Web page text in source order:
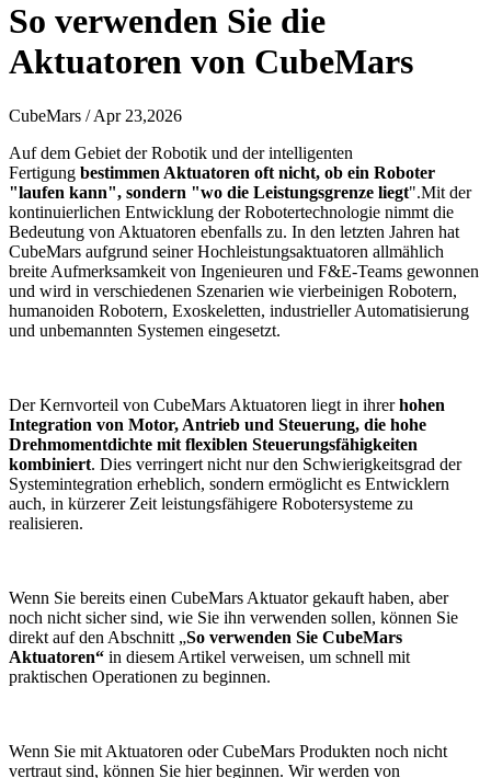
So verwenden Sie die
Aktuatoren von CubeMars
CubeMars / Apr 23,2026
Auf dem Gebiet der Robotik und der intelligenten
Fertigung bestimmen Aktuatoren oft nicht, ob ein Roboter
"laufen kann", sondern "wo die Leistungsgrenze liegt".Mit der
kontinuierlichen Entwicklung der Robotertechnologie nimmt die
Bedeutung von Aktuatoren ebenfalls zu. In den letzten Jahren hat
CubeMars aufgrund seiner Hochleistungsaktuatoren allmählich
breite Aufmerksamkeit von Ingenieuren und F&E-Teams gewonnen
und wird in verschiedenen Szenarien wie vierbeinigen Robotern,
humanoiden Robotern, Exoskeletten, industrieller Automatisierung
und unbemannten Systemen eingesetzt.
Der Kernvorteil von CubeMars Aktuatoren liegt in ihrerhohen
Integration von Motor, Antrieb und Steuerung, die hohe
Drehmomentdichte mit flexiblen Steuerungsfähigkeiten
kombiniert. Dies verringert nicht nur den Schwierigkeitsgrad der
Systemintegration erheblich, sondern ermöglicht es Entwicklern
auch, in kürzerer Zeit leistungsfähigere Robotersysteme zu
realisieren.
Wenn Sie bereits einen CubeMars Aktuator gekauft haben, aber
noch nicht sicher sind, wie Sie ihn verwenden sollen, können Sie
direkt auf den Abschnitt „So verwenden Sie CubeMars
Aktuatoren“ in diesem Artikel verweisen, um schnell mit
praktischen Operationen zu beginnen.
Wenn Sie mit Aktuatoren oder CubeMars Produkten noch nicht
vertraut sind, können Sie hier beginnen. Wir werden von